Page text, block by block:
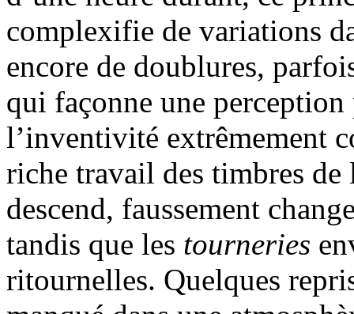
complexifie de variations
encore de doublures,
qui façonne une
l’inventivité extrêmement
riche travail des timbres
descend, faussement
tandis que les tourneries
ritournelles. Quelques